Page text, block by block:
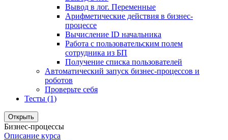
Вывод в лог. Переменные
Арифметические действия в бизнес-
процессе
Вычисление ID начальника
Работа с пользовательским полем
сотрудника из БП
Получение списка пользователей
Автоматический запуск бизнес-процессов и
роботов
Проверьте себя
Тесты (1)
Открыть
Бизнес-процессы
Описание курса